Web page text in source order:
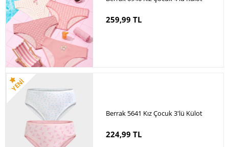
259,99 TL
Berrak 5641 Kız Çocuk 3'lü Külot
224,99 TL